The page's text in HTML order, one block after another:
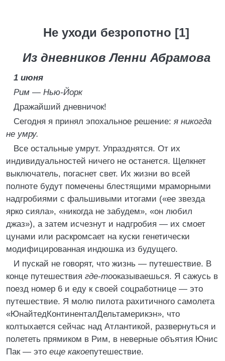
Не уходи безропотно [1]
Из дневников Ленни Абрамова
1 июня
Рим — Нью-Йорк
Дражайший дневничок!
Сегодня я принял эпохальное решение: я никогда
не умру.
Все остальные умрут. Упразднятся. От их
индивидуальностей ничего не останется. Щелкнет
выключатель, погаснет свет. Их жизни во всей
полноте будут помечены блестящими мраморными
надгробиями с фальшивыми итогами («ее звезда
ярко сияла», «никогда не забудем», «он любил
джаз»), а затем исчезнут и надгробия — их смоет
цунами или раскромсает на куски генетически
модифицированная индюшка из будущего.
И пускай не говорят, что жизнь — путешествие. В
конце путешествия где-тооказываешься. Я сажусь в
поезд номер 6 и еду к своей соцработнице — это
путешествие. Я молю пилота рахитичного самолета
«ЮнайтедКонтиненталДельтамерикэн», что
колтыхается сейчас над Атлантикой, развернуться и
полететь прямиком в Рим, в неверные объятия Юнис
Пак — это еще какоепутешествие.